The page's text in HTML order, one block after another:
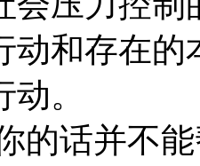
动和存在的
。
的话并不